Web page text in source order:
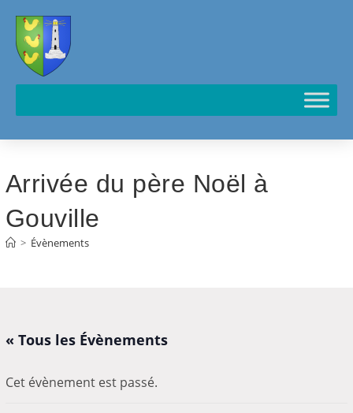
Arrivée du père Noël à
Gouville
> Évènements
« Tous les Évènements
Cet évènement est passé.